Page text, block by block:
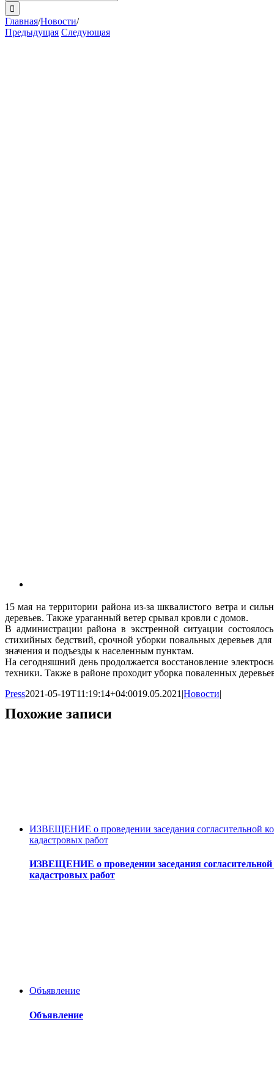
поиска:
Главная/Новости/
Предыдущая Следующая
15 мая на территории района из-за шквалистого ветра и
деревьев. Также ураганный ветер срывал кровли с домов.
В администрации района в экстренной ситуации
стихийных бедствий, срочной уборки повальных деревьев
значения и подъезды к населенным пунктам.
На сегодняшний день продолжается восстановление
техники. Также в районе проходит уборка поваленных
Press2021-05-19T11:19:14+04:0019.05.2021 |Новости|
Похожие записи
ИЗВЕЩЕНИЕ о проведении заседания согласительной
кадастровых работ
ИЗВЕЩЕНИЕ о проведении заседания
кадастровых работ
Объявление
Объявление